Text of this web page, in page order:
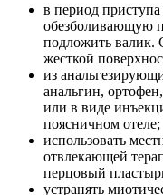
в период
обезболивающую
подложить валик.
жесткой
из
анальгин,
или в виде
поясничном отеле;
использовать
отвлекающей
перцовый
устранять